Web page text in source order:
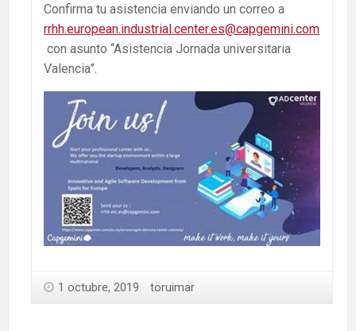
Confirma tu asistencia enviando un correo a
rrhh.european.industrial.center.es@capgemini.com
con asunto “Asistencia Jornada universitaria
Valencia”.
1 octubre, 2019 toruimar